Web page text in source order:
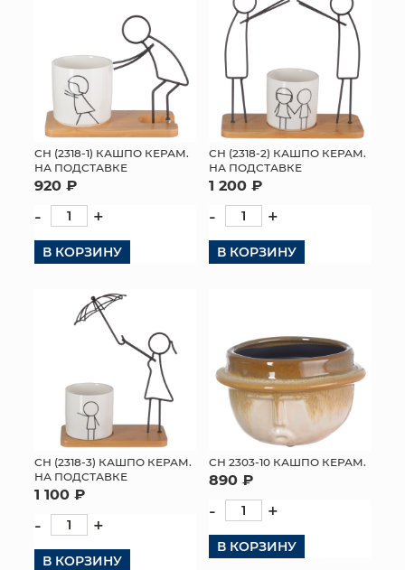
СН (2318-1) КАШПО КЕРАМ.
НА ПОДСТАВКЕ
920 ₽
- +
В КОРЗИНУ
СН (2318-2) КАШПО КЕРАМ.
НА ПОДСТАВКЕ
1 200 ₽
- +
В КОРЗИНУ
СН (2318-3) КАШПО КЕРАМ.
НА ПОДСТАВКЕ
1 100 ₽
- +
В КОРЗИНУ
СН 2303-10 КАШПО КЕРАМ.
890 ₽
- +
В КОРЗИНУ